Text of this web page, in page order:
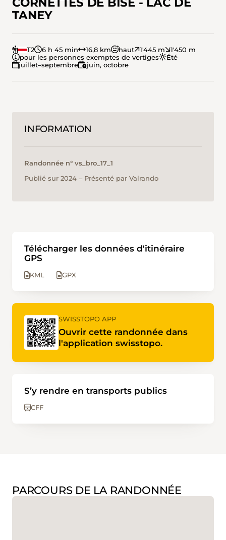
TANEY
T2 6 h 45 min 16,8 km haut 1'445 m
1'450 m
pour les personnes exemptes de vertiges
Été
juillet–septembre
juin, octobre
INFORMATION
Randonnée n° vs_bro_17_1
Publié sur 2024 ‒ Présenté par Valrando
Télécharger les données d'itinéraire
GPS
KML GPX
SWISSTOPO APP
Ouvrir cette randonnée dans
l'application swisstopo.
S’y rendre en transports publics
CFF
PARCOURS DE LA RANDONNÉE